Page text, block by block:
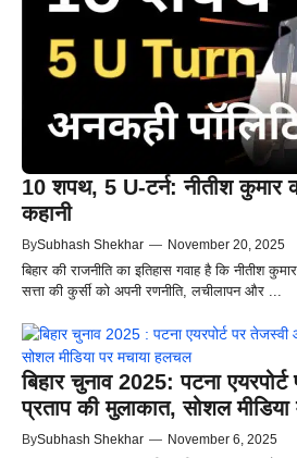
10 शपथ, 5 U-टर्न: नीतीश कुमार
कहानी
BySubhash Shekhar — November 20, 2025
बिहार की राजनीति का इतिहास गवाह है कि नीतीश
सत्ता की कुर्सी को अपनी रणनीति, लचीलापन और ...
बिहार चुनाव 2025: पटना
प्रताप की मुलाकात, सोशल
BySubhash Shekhar — November 6, 2025